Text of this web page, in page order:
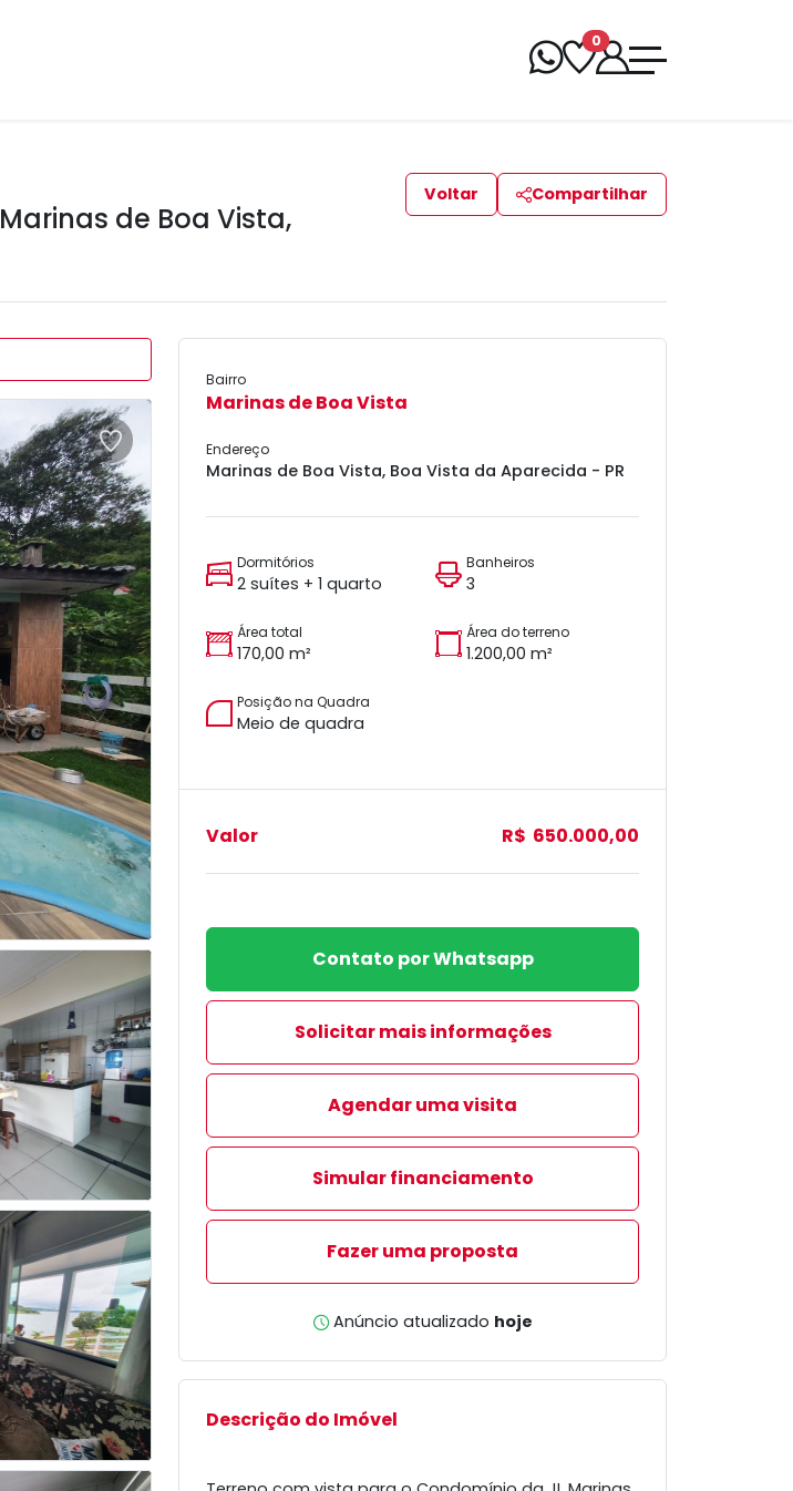
0
Marinas de Boa Vista,
Voltar Compartilhar
Bairro
Marinas de Boa Vista
Endereço
Marinas de Boa Vista, Boa Vista da Aparecida - PR
Dormitórios
2 suítes + 1 quarto
Banheiros
3
Área total
170,00 m²
Área do terreno
1.200,00 m²
Posição na Quadra
Meio de quadra
Valor R$ 650.000,00
Contato por Whatsapp
Solicitar mais informações
Agendar uma visita
Simular financiamento
Fazer uma proposta
Anúncio atualizado hoje
Descrição do Imóvel